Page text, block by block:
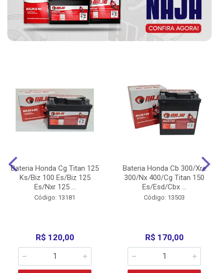
Bateria Honda Cg Titan 125
Ks/Biz 100 Es/Biz 125
Es/Nxr 125 ...
Código: 13181
R$ 120,00
Bateria Honda Cb 300/Xre
300/Nx 400/Cg Titan 150
Es/Esd/Cbx ...
Código: 13503
R$ 170,00